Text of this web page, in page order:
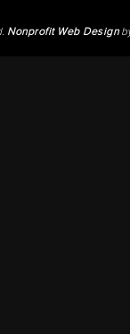
Nonprofit Web Design